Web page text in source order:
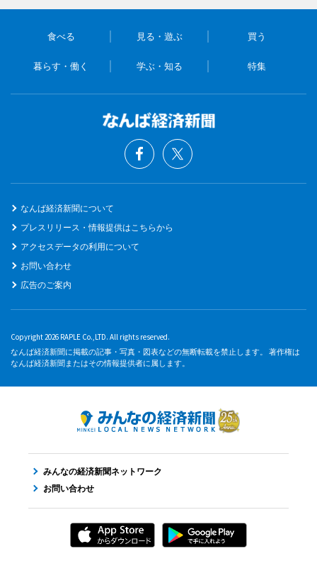
食べる 見る・遊ぶ 買う
暮らす・働く 学ぶ・知る 特集
なんば経済新聞について
プレスリリース・情報提供はこちらから
アクセスデータの利用について
お問い合わせ
広告のご案内
Copyright 2026 RAPLE Co.,LTD. All rights reserved.
なんば経済新聞に掲載の記事・写真・図表などの無断転載を禁止します。 著作権は
なんば経済新聞またはその情報提供者に属します。
みんなの経済新聞ネットワーク
お問い合わせ